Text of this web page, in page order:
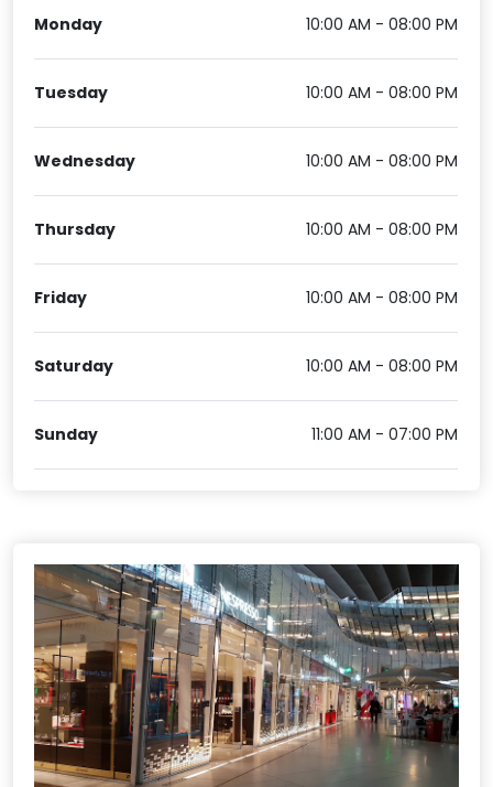
Monday 10:00 AM - 08:00 PM
Tuesday 10:00 AM - 08:00 PM
Wednesday 10:00 AM - 08:00 PM
Thursday 10:00 AM - 08:00 PM
Friday 10:00 AM - 08:00 PM
Saturday 10:00 AM - 08:00 PM
Sunday 11:00 AM - 07:00 PM